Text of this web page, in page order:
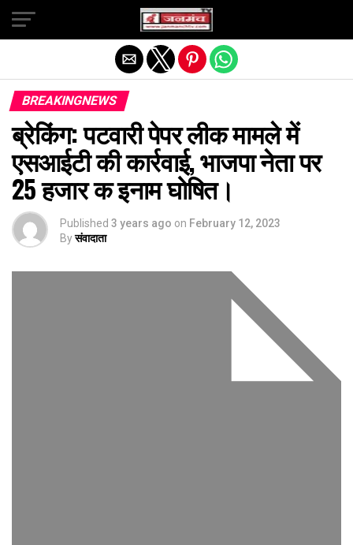
BREAKINGNEWS
ब्रेकिंग: पटवारी पेपर लीक मामले में
एसआईटी की कार्रवाई, भाजपा नेता पर
25 हजार क इनाम घोषित।
Published 3 years ago on February 12, 2023
Byसंवादाता
Exit mobile version